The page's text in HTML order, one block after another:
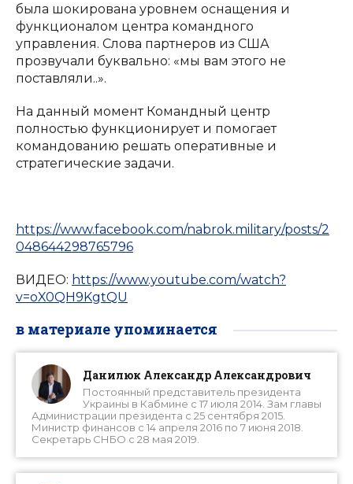
была шокирована уровнем оснащения и
функционалом центра командного
управления. Слова партнеров из США
прозвучали буквально: «мы вам этого не
поставляли..».
На данный момент Командный центр
полностью функционирует и помогает
командованию решать оперативные и
стратегические задачи.
https://www.facebook.com/nabrok.military/posts/2
048644298765796
ВИДЕО: https://www.youtube.com/watch?
v=oX0QH9KgtQU
в материале упоминается
Данилюк Александр Александрович
Постоянный представитель президента
Украины в Кабмине с 17 июля 2014. Зам главы
Администрации президента с 25 сентября 2015.
Министр финансов с 14 апреля 2016 по 7 июня 2018.
Секретарь СНБО с 28 мая 2019.